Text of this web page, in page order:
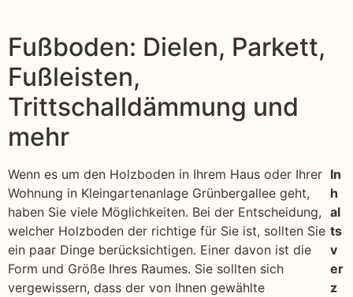
Fußboden: Dielen, Parkett,
Fußleisten,
Trittschalldämmung und
mehr
Wenn es um den Holzboden in Ihrem Haus oder Ihrer
Wohnung in Kleingartenanlage Grünbergallee geht,
haben Sie viele Möglichkeiten. Bei der Entscheidung,
welcher Holzboden der richtige für Sie ist, sollten Sie
ein paar Dinge berücksichtigen. Einer davon ist die
Form und Größe Ihres Raumes. Sie sollten sich
vergewissern, dass der von Ihnen gewählte
In
h
al
ts
v
er
z